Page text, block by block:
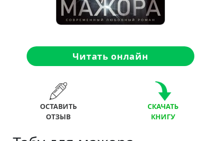
Читать онлайн
ОСТАВИТЬ
ОТЗЫВ
СКАЧАТЬ
КНИГУ